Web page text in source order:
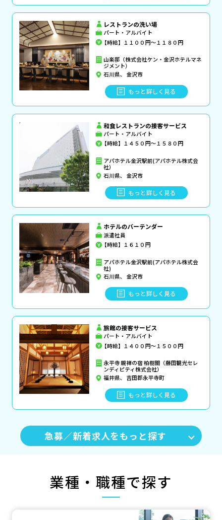
レストランの洗い場
パート・アルバイト
【時給】１１００円～１１８０円
山楽邸（株式会社ケン・金沢ホテルマネ
ジメント）
石川県、 金沢市
もっと詳しく見る
和食レストランの接客サービス
パート・アルバイト
【時給】１４５０円～１５８０円
アパホテル金沢駅前(アパホテル株式会
社）
石川県、 金沢市
もっと詳しく見る
ホテルのバーテンダー
派遣社員
【時給】１６１０円
アパホテル金沢駅前(アパホテル株式会
社)
石川県、 金沢市
もっと詳しく見る
旅館の接客サービス
パート・アルバイト
【時給】１４００円～１５００円
永平寺 親禅の宿 柏樹關（藤田観光セレ
ンディピティ株式会社）
福井県、 吉田郡永平寺町
もっと詳しく見る
急募／新着求人をもっと探す
業種・職種で探す